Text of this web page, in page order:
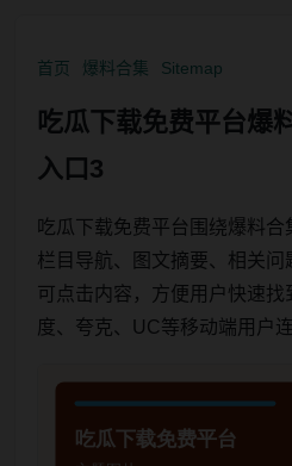
首页 爆料合集 Sitemap
吃瓜下载免费平台爆
入口3
吃瓜下载免费平台围绕爆料合
栏目导航、图文摘要、相关
可点击内容，方便用户快速找
度、夸克、UC等移动端用户